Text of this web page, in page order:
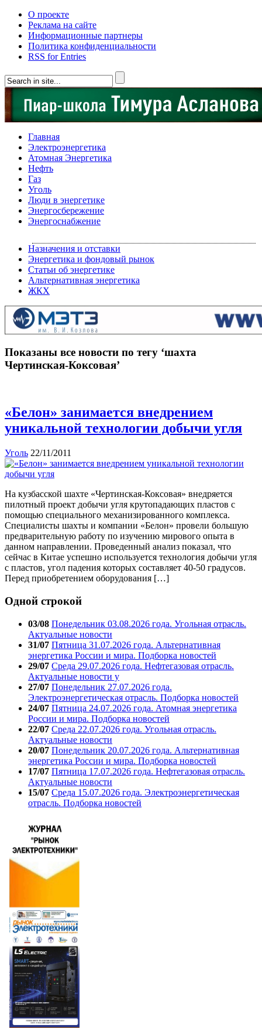
О проекте
Реклама на сайте
Информационные партнеры
Политика конфиденциальности
RSS for Entries
Главная
Электроэнергетика
Атомная Энергетика
Нефть
Газ
Уголь
Люди в энергетике
Энергосбережение
Энергоснабжение
Назначения и отставки
Энергетика и фондовый рынок
Статьи об энергетике
Альтернативная энергетика
ЖКХ
Показаны все новости по тегу ‘шахта
Чертинская-Коксовая’
«Белон» занимается внедрением
уникальной технологии добычи угля
Уголь 22/11/2011
На кузбасской шахте «Чертинская-Коксовая» внедряется
пилотный проект добычи угля крутопадающих пластов с
помощью специального механизированного комплекса.
Специалисты шахты и компании «Белон» провели большую
предварительную работу по изучению мирового опыта в
данном направлении. Проведенный анализ показал, что
сейчас в Китае успешно используется технология добычи угля
с пластов, угол падения которых составляет 40-50 градусов.
Перед приобретением оборудования […]
Одной строкой
03/08 Понедельник 03.08.2026 года. Угольная отрасль.
Актуальные новости
31/07 Пятница 31.07.2026 года. Альтернативная
энергетика России и мира. Подборка новостей
29/07 Среда 29.07.2026 года. Нефтегазовая отрасль.
Актуальные новости у
27/07 Понедельник 27.07.2026 года.
Электроэнергетическая отрасль. Подборка новостей
24/07 Пятница 24.07.2026 года. Атомная энергетика
России и мира. Подборка новостей
22/07 Среда 22.07.2026 года. Угольная отрасль.
Актуальные новости
20/07 Понедельник 20.07.2026 года. Альтернативная
энергетика России и мира. Подборка новостей
17/07 Пятница 17.07.2026 года. Нефтегазовая отрасль.
Актуальные новости
15/07 Среда 15.07.2026 года. Электроэнергетическая
отрасль. Подборка новостей